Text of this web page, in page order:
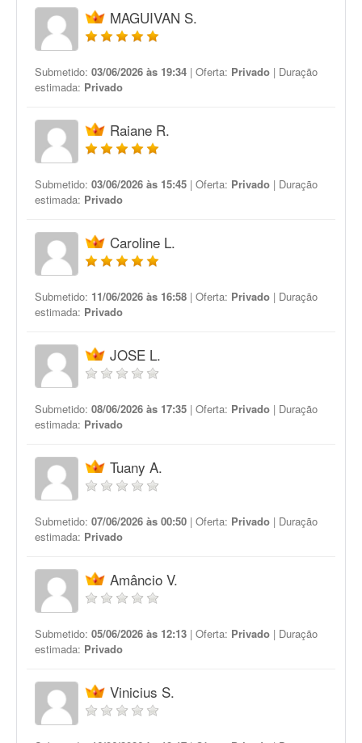
MAGUIVAN S.
Submetido: 03/06/2026 às 19:34 | Oferta: Privado | Duração
estimada: Privado
Raiane R.
Submetido: 03/06/2026 às 15:45 | Oferta: Privado | Duração
estimada: Privado
Caroline L.
Submetido: 11/06/2026 às 16:58 | Oferta: Privado | Duração
estimada: Privado
JOSE L.
Submetido: 08/06/2026 às 17:35 | Oferta: Privado | Duração
estimada: Privado
Tuany A.
Submetido: 07/06/2026 às 00:50 | Oferta: Privado | Duração
estimada: Privado
Amâncio V.
Submetido: 05/06/2026 às 12:13 | Oferta: Privado | Duração
estimada: Privado
Vinicius S.